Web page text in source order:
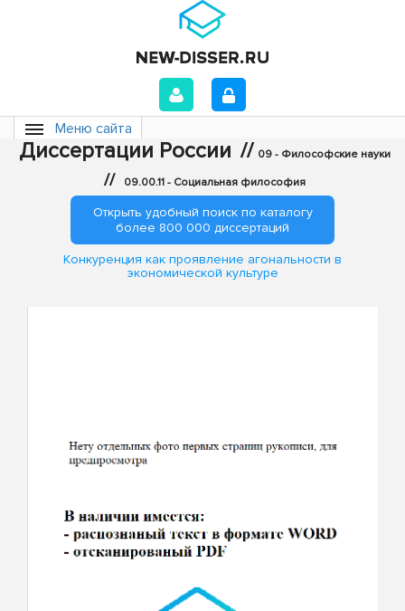
Меню сайта
Диссертации России // 09 - Философские науки
// 09.00.11 - Социальная философия
Открыть удобный поиск по каталогу
более 800 000 диссертаций
Конкуренция как проявление агональности в
экономической культуре